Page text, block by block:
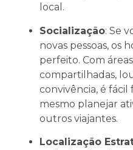
local.
Socialização: Se
novas pessoas, os
perfeito. Com
compartilhadas,
convivência, é fácil
mesmo planejar
outros viajantes.
Localização